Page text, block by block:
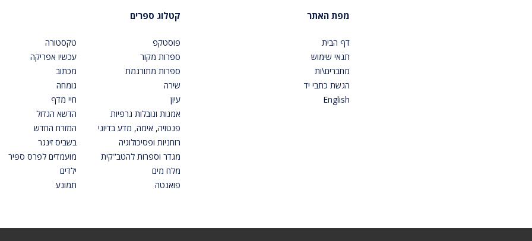
מפת האתר
דף הבית
תנאי שימוש
מחברים\ות
הגשת כתבי יד
English
קטלוג ספרים
פוסטקפ
ספרות מקור
ספרות מתורגמת
שירה
עיון
אמנות ונובלות גרפיות
פנטזיה, אימה, מדע בדיוני
רוחניות ופסיכולוגיה
מגדר וספרות להטב"קית
מלח מים
פואנטה
טקסטורה
עכשיו אפריקה
מכתוב
גומחה
חיי מדף
הדשא הגדול
המזרח החדש
בשביס זינגר
מועמדים לפרס ספיר
ילדים
תמונע